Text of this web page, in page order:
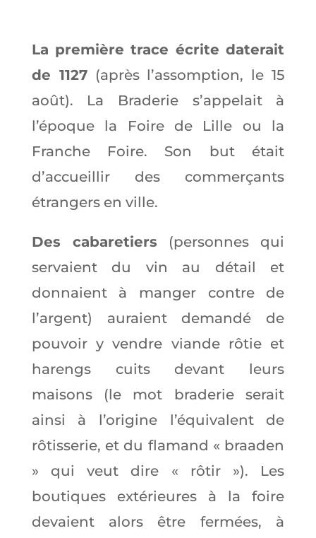
La première trace écrite daterait
de 1127(après l’assomption, le 15
août). La Braderie s’appelait à
l’époque la Foire de Lille ou la
Franche Foire. Son but était
d’accueillir des commerçants
étrangers en ville.
Des cabaretiers (personnes qui
servaient du vin au détail et
donnaient à manger contre de
l’argent) auraient demandé de
pouvoir y vendre viande rôtie et
harengs cuits devant leurs
maisons (le mot braderie serait
ainsi à l’origine l’équivalent de
rôtisserie, et du flamand « braaden
» qui veut dire « rôtir »). Les
boutiques extérieures à la foire
devaient alors être fermées, à